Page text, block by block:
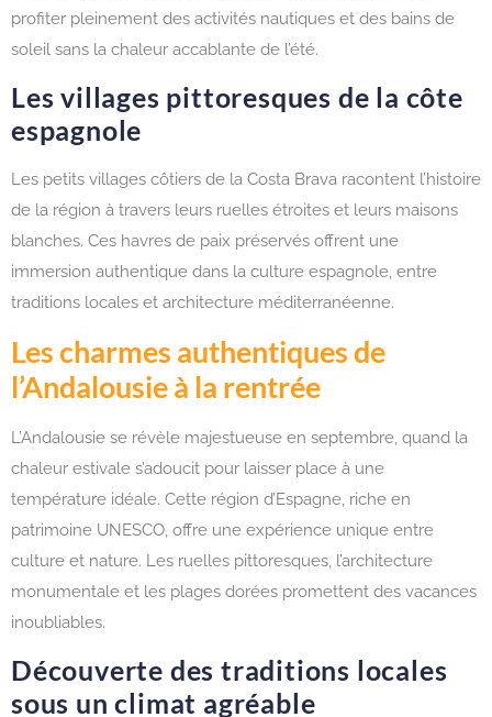
profiter pleinement des activités nautiques et des bains de
soleil sans la chaleur accablante de l’été.
Les villages pittoresques de la côte
espagnole
Les petits villages côtiers de la Costa Brava racontent l’histoire
de la région à travers leurs ruelles étroites et leurs maisons
blanches. Ces havres de paix préservés offrent une
immersion authentique dans la culture espagnole, entre
traditions locales et architecture méditerranéenne.
Les charmes authentiques de
l’Andalousie à la rentrée
L’Andalousie se révèle majestueuse en septembre, quand la
chaleur estivale s’adoucit pour laisser place à une
température idéale. Cette région d’Espagne, riche en
patrimoine UNESCO, offre une expérience unique entre
culture et nature. Les ruelles pittoresques, l’architecture
monumentale et les plages dorées promettent des vacances
inoubliables.
Découverte des traditions locales
sous un climat agréable